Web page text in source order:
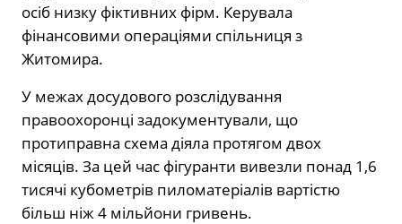
осіб низку фіктивних фірм. Керувала
фінансовими операціями спільниця з
Житомира.
У межах досудового розслідування
правоохоронці задокументували, що
протиправна схема діяла протягом двох
місяців. За цей час фігуранти вивезли понад 1,6
тисячі кубометрів пиломатеріалів вартістю
більш ніж 4 мільйони гривень.